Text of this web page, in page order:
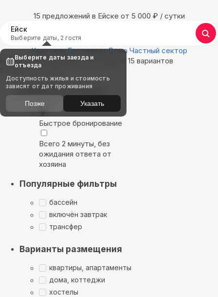
15 предложений в Ейске oт 5 000 ₽ / сутки
Ейск
Выберите даты, 2 гостя
Квартиры Гостиницы Дома Частный сектор
Найдём, где остановиться в Ейске: 15 вариантов
Показать на карте
Выбирайте лучшее
Быстрое бронирование
Всего 2 минуты, без
ожидания ответа от
хозяина
Популярные фильтры
бассейн
включён завтрак
трансфер
Варианты размещения
квартиры, апартаменты
дома, коттеджи
хостелы
Выберите даты заезда и
отъезда
Доступность жилья и стоимость
зависят от дат проживания
Позже Указать